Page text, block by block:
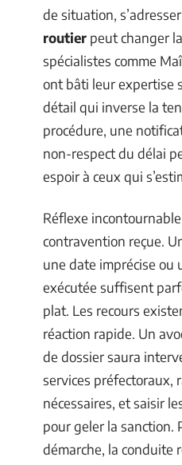
de situation,
routier peut changer
spécialistes comme
ont bâti leur expertise
détail qui inverse la
procédure, une
non-respect du délai
espoir à ceux qui
Réflexe
contravention reçue.
une date imprécise ou
exécutée suffisent
plat. Les recours
réaction rapide. Un
de dossier saura
services préfectoraux,
nécessaires, et saisir
pour geler la sanction.
démarche, la conduite